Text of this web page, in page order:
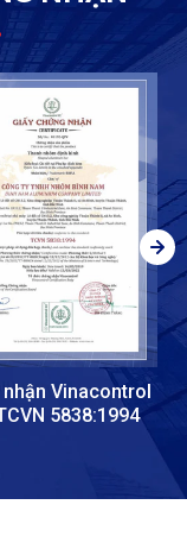
Vinacontrol
5838:1994